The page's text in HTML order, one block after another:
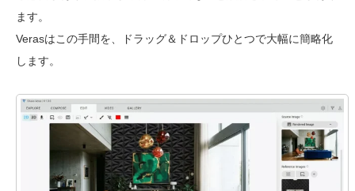
ます。
Verasはこの手間を、ドラッグ＆ドロップひとつで大幅に簡略化
します。